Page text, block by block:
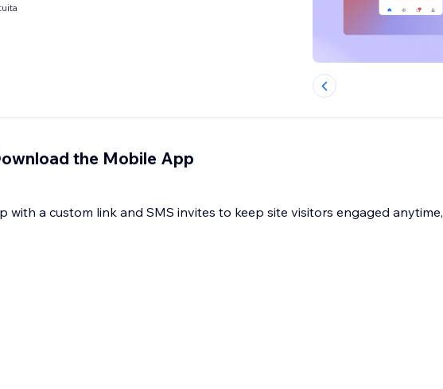
the Mobile App
with a custom link and SMS invites to keep site visitors engaged anytime,